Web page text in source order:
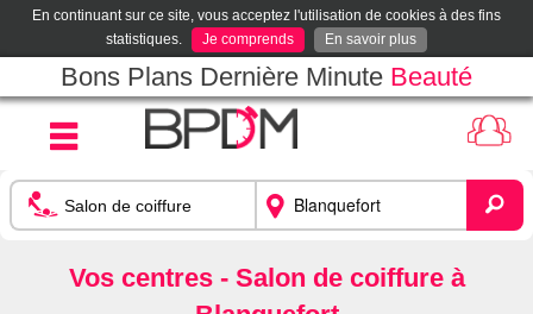
En continuant sur ce site, vous acceptez l'utilisation de cookies à des fins
statistiques.
Je comprends En savoir plus
Bons Plans Dernière Minute Beauté
Vos centres - Salon de coiffure à